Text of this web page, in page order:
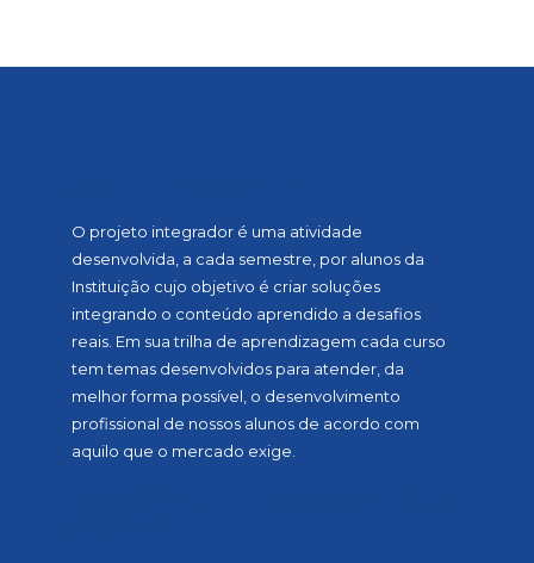
O projeto integrador é uma atividade
desenvolvida, a cada semestre, por alunos da
Instituição cujo objetivo é criar soluções
integrando o conteúdo aprendido a desafios
reais. Em sua trilha de aprendizagem cada curso
tem temas desenvolvidos para atender, da
melhor forma possível, o desenvolvimento
profissional de nossos alunos de acordo com
aquilo que o mercado exige.